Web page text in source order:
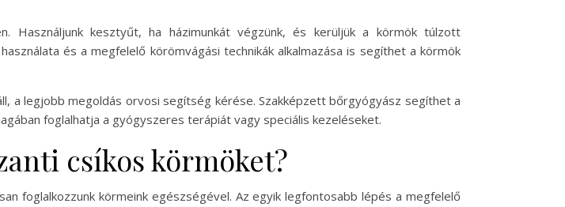
Használjunk kesztyűt, ha házimunkát végzünk, és kerüljük a körmök túlzott
és a megfelelő körömvágási technikák alkalmazása is segíthet a körmök
a legjobb megoldás orvosi segítség kérése. Szakképzett bőrgyógyász segíthet a
foglalhatja a gyógyszeres terápiát vagy speciális kezeléseket.
csíkos körmöket?
foglalkozzunk körmeink egészségével. Az egyik legfontosabb lépés a megfelelő